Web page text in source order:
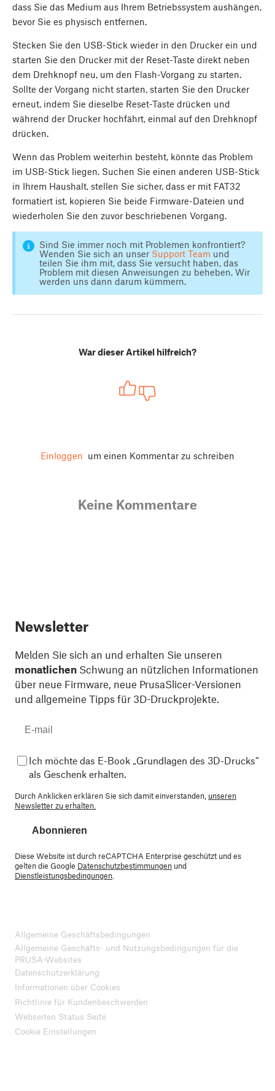
dass Sie das Medium aus Ihrem Betriebssystem aushängen,
bevor Sie es physisch entfernen.
Stecken Sie den USB-Stick wieder in den Drucker ein und
starten Sie den Drucker mit der Reset-Taste direkt neben
dem Drehknopf neu, um den Flash-Vorgang zu starten.
Sollte der Vorgang nicht starten, starten Sie den Drucker
erneut, indem Sie dieselbe Reset-Taste drücken und
während der Drucker hochfährt, einmal auf den Drehknopf
drücken.
Wenn das Problem weiterhin besteht, könnte das Problem
im USB-Stick liegen. Suchen Sie einen anderen USB-Stick
in Ihrem Haushalt, stellen Sie sicher, dass er mit FAT32
formatiert ist, kopieren Sie beide Firmware-Dateien und
wiederholen Sie den zuvor beschriebenen Vorgang.
Sind Sie immer noch mit Problemen konfrontiert?
Wenden Sie sich an unser Support Team und
teilen Sie ihm mit, dass Sie versucht haben, das
Problem mit diesen Anweisungen zu beheben. Wir
werden uns dann darum kümmern.
War dieser Artikel hilfreich?
Einloggen um einen Kommentar zu schreiben
Keine Kommentare
Newsletter
Melden Sie sich an und erhalten Sie unseren
monatlichen Schwung an nützlichen Informationen
über neue Firmware, neue PrusaSlicer-Versionen
und allgemeine Tipps für 3D-Druckprojekte.
Ich möchte das E-Book „Grundlagen des 3D-Drucks“
als Geschenk erhalten.
Durch Anklicken erklären Sie sich damit einverstanden, unseren
Newsletter zu erhalten.
Abonnieren
Diese Website ist durch reCAPTCHA Enterprise geschützt und es
gelten die Google Datenschutzbestimmungen und
Dienstleistungsbedingungen
Allgemeine Geschäftsbedingungen
Allgemeine Geschäfts- und Nutzungsbedingungen für die
PRUSA-Websites
Datenschutzerklärung
Informationen über Cookies
Richtlinie für Kundenbeschwerden
Webseiten Status Seite
Cookie Einstellungen